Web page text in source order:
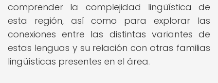
comprender la complejidad lingüística de
esta región, así como para explorar las
conexiones entre las distintas variantes de
estas lenguas y su relación con otras familias
lingüísticas presentes en el área.